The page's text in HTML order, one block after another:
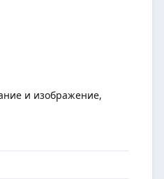
и изображение,